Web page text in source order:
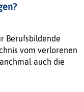
Berufsbildende
vom verlorenen
auch die